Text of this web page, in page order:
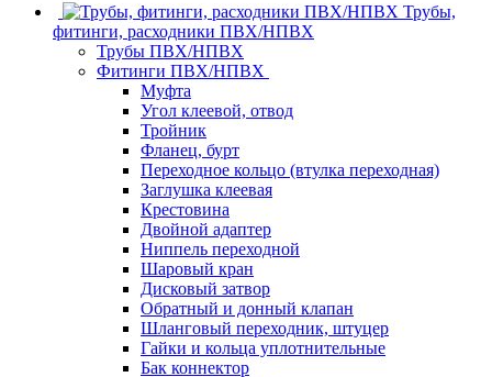
Трубы,
фитинги, расходники ПВХ/НПВХ
Трубы ПВХ/НПВХ
Фитинги ПВХ/НПВХ
Муфта
Угол клеевой, отвод
Тройник
Фланец, бурт
Переходное кольцо (втулка переходная)
Заглушка клеевая
Крестовина
Двойной адаптер
Ниппель переходной
Шаровый кран
Дисковый затвор
Обратный и донный клапан
Шланговый переходник, штуцер
Гайки и кольца уплотнительные
Бак коннектор